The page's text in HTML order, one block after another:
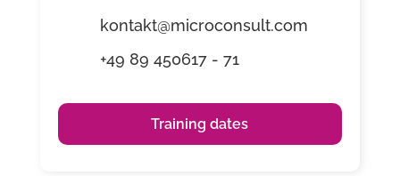
kontakt@microconsult.com
+49 89 450617 - 71
Training dates